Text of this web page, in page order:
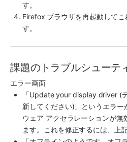
す。
Firefox ブラウザを再起動して
す。
課題のトラブルシューテ
エラー画面
「Update your display driver (
新してください)」というエラ
ウェア アクセラレーションが無
ます。これを修正するには、上